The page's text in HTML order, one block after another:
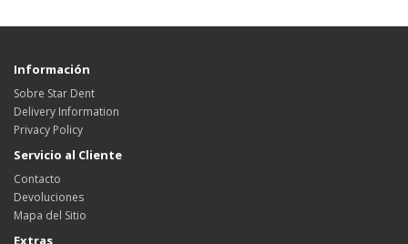
Información
Sobre Star Dent
Delivery Information
Privacy Policy
Servicio al Cliente
Contacto
Devoluciones
Mapa del Sitio
Extras